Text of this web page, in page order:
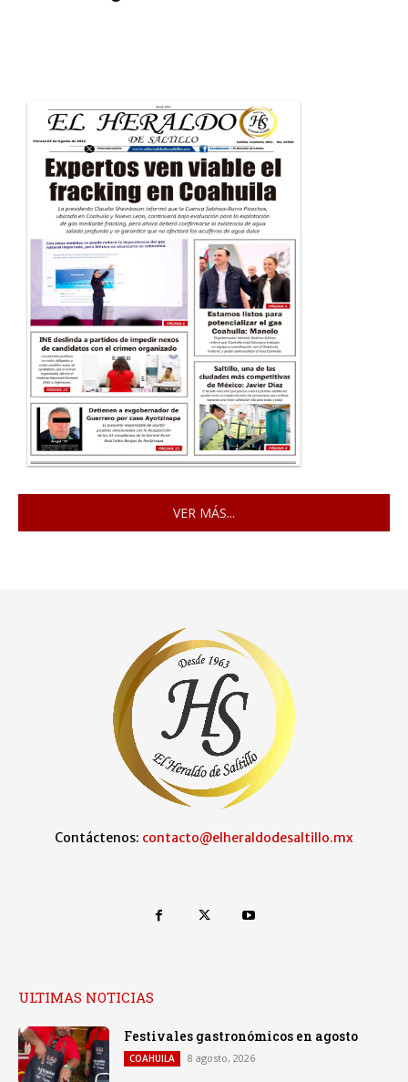
VER MÁS...
Contáctenos: contacto@elheraldodesaltillo.mx
ULTIMAS NOTICIAS
Festivales gastronómicos en agosto
COAHUILA 8 agosto, 2026